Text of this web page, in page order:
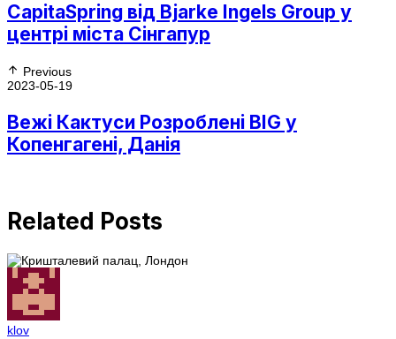
CapitaSpring від Bjarke Ingels Group у
центрі міста Сінгапур
Previous
2023-05-19
Вежі Кактуси Розроблені BIG у
Копенгагені, Данія
Related Posts
klov